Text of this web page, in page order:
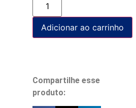
Adicionar ao carrinho
Compartilhe esse
produto: